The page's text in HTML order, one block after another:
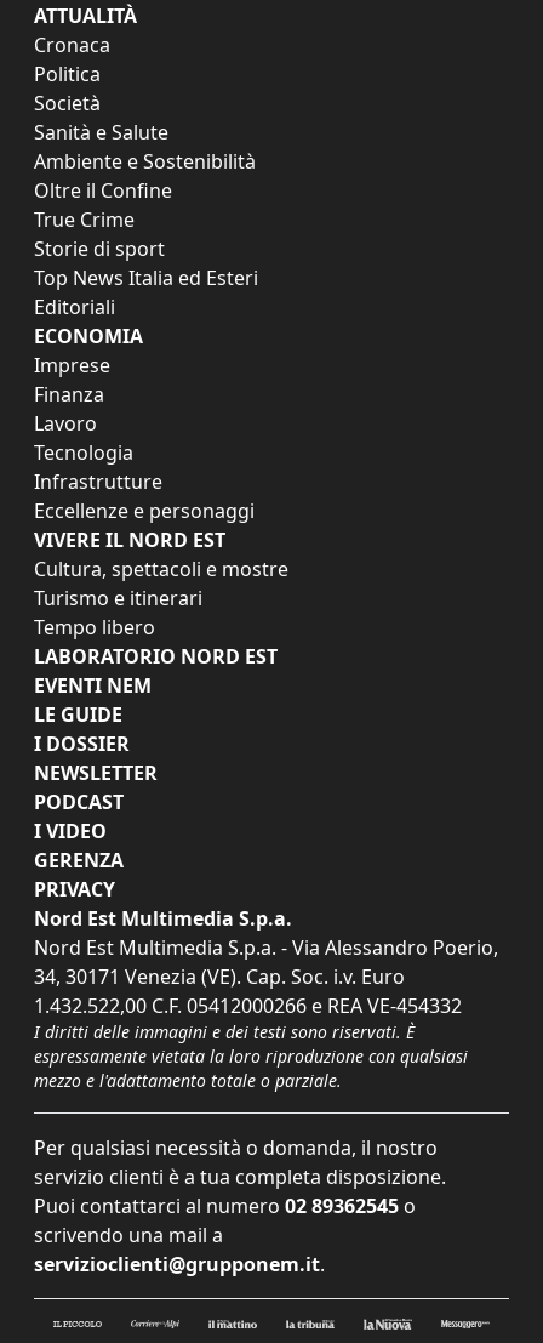
ATTUALITÀ
Cronaca
Politica
Società
Sanità e Salute
Ambiente e Sostenibilità
Oltre il Confine
True Crime
Storie di sport
Top News Italia ed Esteri
Editoriali
ECONOMIA
Imprese
Finanza
Lavoro
Tecnologia
Infrastrutture
Eccellenze e personaggi
VIVERE IL NORD EST
Cultura, spettacoli e mostre
Turismo e itinerari
Tempo libero
LABORATORIO NORD EST
EVENTI NEM
LE GUIDE
I DOSSIER
NEWSLETTER
PODCAST
I VIDEO
GERENZA
PRIVACY
Nord Est Multimedia S.p.a.
Nord Est Multimedia S.p.a. - Via Alessandro Poerio,
34, 30171 Venezia (VE). Cap. Soc. i.v. Euro
1.432.522,00 C.F. 05412000266 e REA VE-454332
I diritti delle immagini e dei testi sono riservati. È
espressamente vietata la loro riproduzione con qualsiasi
mezzo e l'adattamento totale o parziale.
Per qualsiasi necessità o domanda, il nostro
servizio clienti è a tua completa disposizione.
Puoi contattarci al numero 02 89362545 o
scrivendo una mail a
servizioclienti@grupponem.it.